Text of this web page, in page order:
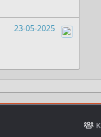
23-05-2025